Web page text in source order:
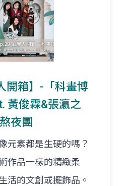
開箱】-「科畫博
黃俊霖&張瀛之
夜團
元素都是生硬的嗎？
作品一樣的精緻柔
活的文創或擺飾品。